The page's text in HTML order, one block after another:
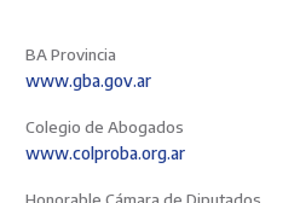
BA Provincia
www.gba.gov.ar
Colegio de Abogados
www.colproba.org.ar